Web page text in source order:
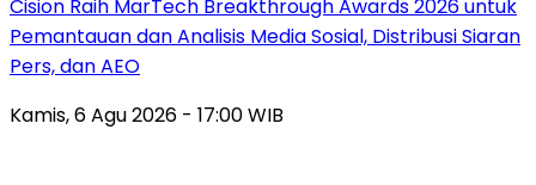
Cision Raih MarTech Breakthrough Awards 2026 untuk
Pemantauan dan Analisis Media Sosial, Distribusi Siaran
Pers, dan AEO
Kamis, 6 Agu 2026 - 17:00 WIB